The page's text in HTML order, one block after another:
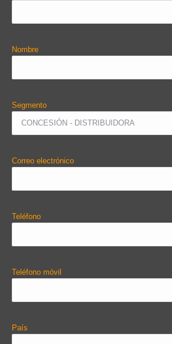
Nombre
Segmento
Correo electrónico
Teléfono
Teléfono móvil
País